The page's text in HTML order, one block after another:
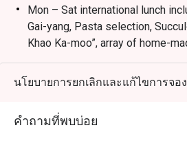
รับประทานเพื่อรับส่วนลดสูงสุด
Mon – Sat international lunch
Gai-yang, Pasta selection,
Khao Ka-moo”, array of home-
cream and more.
Thu – Sat Seafood dinner
Sunday Family & Friend buffet
นโยบายการยกเลิกและแก้ไขการจอง
คำถามที่พบบ่อย